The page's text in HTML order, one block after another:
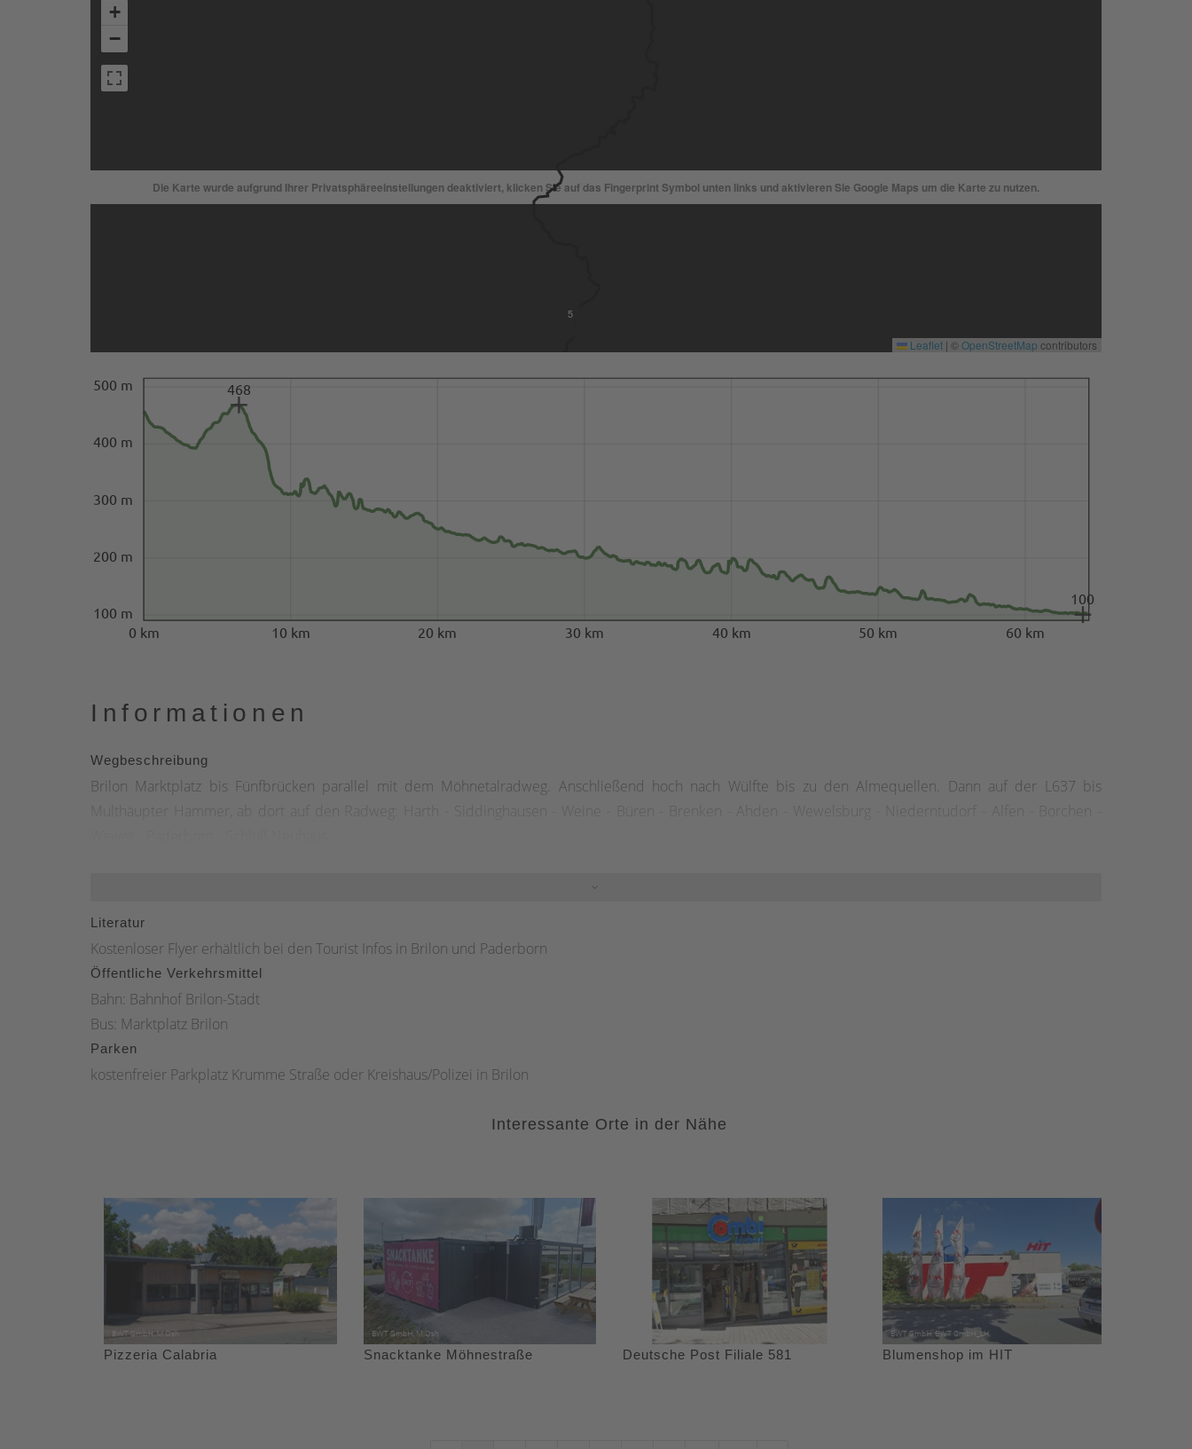
Die Karte wurde aufgrund Ihrer Privatsphäreeinstellungen deaktiviert, klicken Sie auf das Fingerprint Symbol unten links und aktivieren Sie Google Maps um die Karte zu nutzen.
5
+
−
Leaflet | ©OpenStreetMap contributors
0 km 10 km 20 km 30 km 40 km 50 km 60 km
100 m
200 m
300 m
400 m
500 m
100
468
Informationen
Wegbeschreibung
Brilon Marktplatz bis Fünfbrücken parallel mit dem Möhnetalradweg. Anschließend hoch nach Wülfte bis zu den Almequellen. Dann auf der L637 bis
Multhäupter Hammer, ab dort auf den Radweg: Harth - Siddinghausen - Weine - Büren - Brenken - Ahden - Wewelsburg - Niederntudorf - Alfen - Borchen -
Literatur
Kostenloser Flyer erhältlich bei den Tourist Infos in Brilon und Paderborn
Öffentliche Verkehrsmittel
Bahn: Bahnhof Brilon-Stadt
Bus: Marktplatz Brilon
Parken
kostenfreier Parkplatz Krumme Straße oder Kreishaus/Polizei in Brilon
Interessante Orte in der Nähe
Pizzeria Calabria Snacktanke Möhnestraße Deutsche Post Filiale 581 Blumenshop im HIT